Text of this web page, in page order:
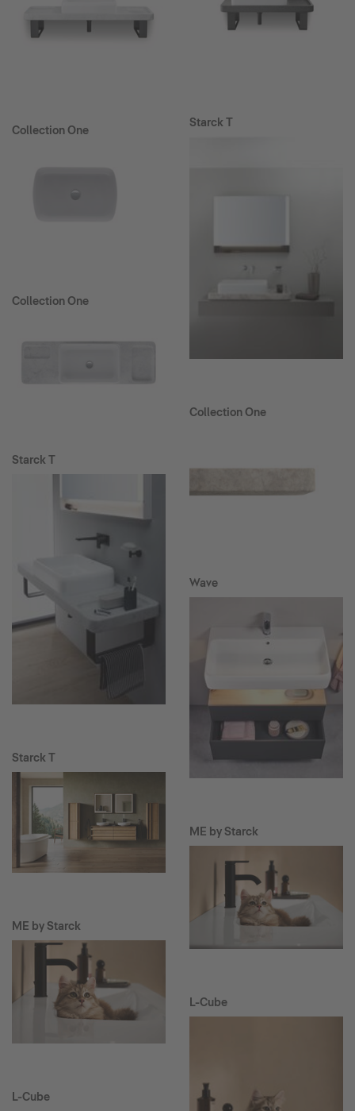
Collection One
Collection One
Starck T
Starck T
ME by Starck
L-Cube
Starck T
Collection One
Wave
ME by Starck
L-Cube